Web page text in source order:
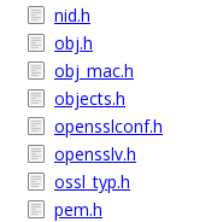
nid.h
obj.h
obj_mac.h
objects.h
opensslconf.h
opensslv.h
ossl_typ.h
pem.h